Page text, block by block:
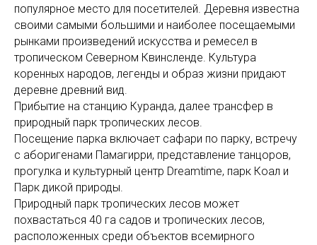
популярное место для посетителей. Деревня известна
своими самыми большими и наиболее посещаемыми
рынками произведений искусства и ремесел в
тропическом Северном Квинсленде. Культура
коренных народов, легенды и образ жизни придают
деревне древний вид.
Прибытие на станцию Куранда, далее трансфер в
природный парк тропических лесов.
Посещение парка включает сафари по парку, встречу
с аборигенами Памагирри, представление танцоров,
прогулка и культурный центр Dreamtime, парк Коал и
Парк дикой природы.
Природный парк тропических лесов может
похвастаться 40 га садов и тропических лесов,
расположенных среди объектов всемирного